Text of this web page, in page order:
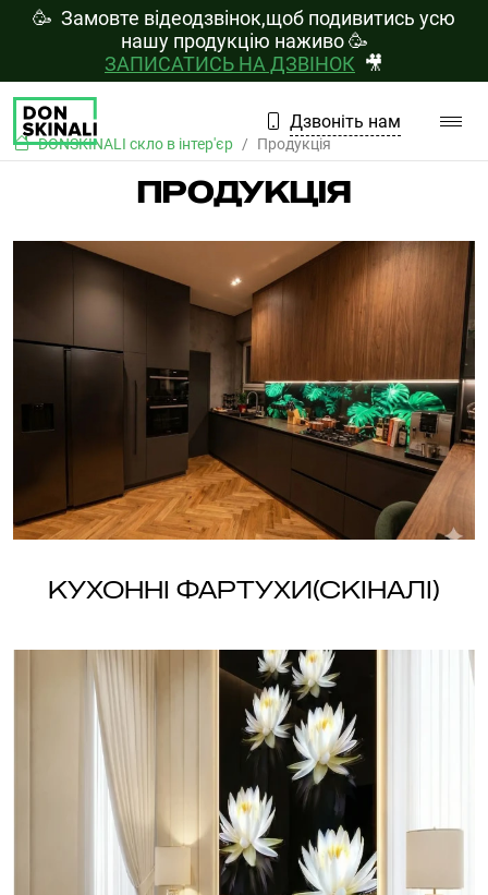
🥳 Замовте відеодзвінок,щоб подивитись усю
нашу продукцію наживо 🥳
ЗАПИСАТИСЬ НА ДЗВІНОК 🎥
Дзвоніть нам
DONSKINALI скло в інтер'єр Продукція
ПРОДУКЦІЯ
Кухонні фартухи(скіналі)